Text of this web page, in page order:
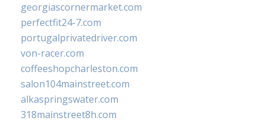
georgiascornermarket.com
perfectfit24-7.com
portugalprivatedriver.com
von-racer.com
coffeeshopcharleston.com
salon104mainstreet.com
alkaspringswater.com
318mainstreet8h.com